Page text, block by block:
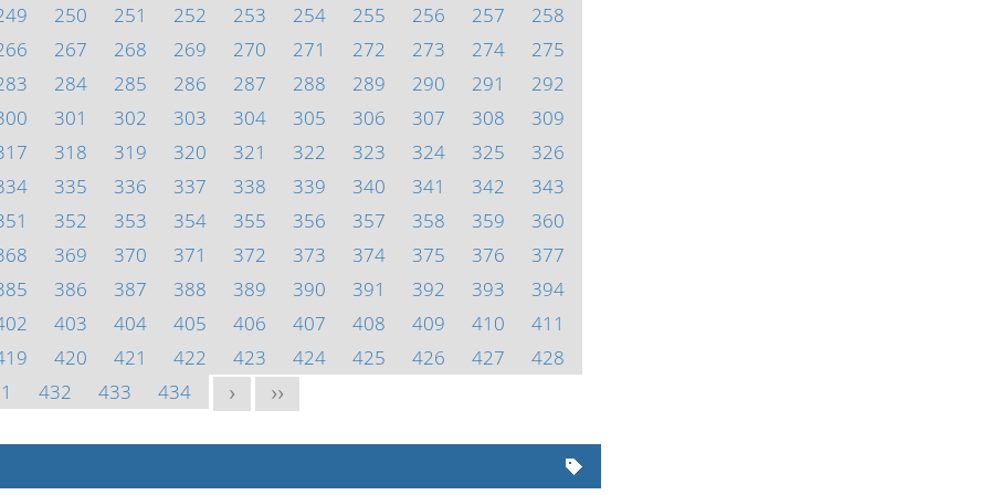
250 251 252 253 254 255 256 257
258
267 268 269 270 271 272 273 274
275
284 285 286 287 288 289 290 291
292
301 302 303 304 305 306 307 308
309
318 319 320 321 322 323 324 325
326
335 336 337 338 339 340 341 342
343
352 353 354 355 356 357 358 359
360
369 370 371 372 373 374 375 376
377
386 387 388 389 390 391 392 393
394
403 404 405 406 407 408 409 410
411
420 421 422 423 424 425 426 427
428
432 433 434 > >>